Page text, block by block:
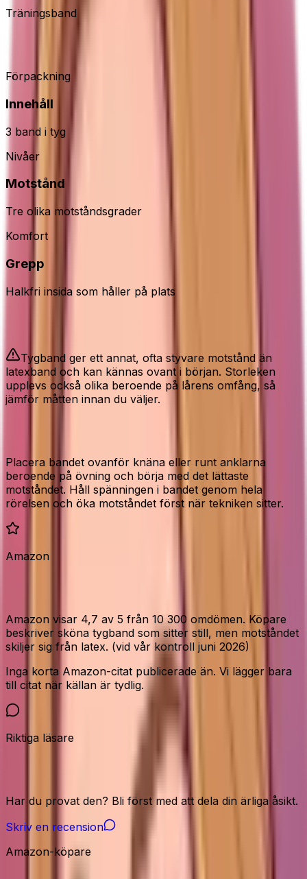
Träningsband
Elvire Sport miniband
Förpackning
Innehåll
3 band i tyg
Nivåer
Motstånd
Tre olika motståndsgrader
Komfort
Grepp
Halkfri insida som håller på plats
Tygband ger ett annat, ofta styvare motstånd än
latexband och kan kännas ovant i början. Storleken
upplevs också olika beroende på lårens omfång, så
jämför måtten innan du väljer.
Placera bandet ovanför knäna eller runt anklarna
beroende på övning och börja med det lättaste
motståndet. Håll spänningen i bandet genom hela
rörelsen och öka motståndet först när tekniken sitter.
Amazon
Amazon visar 4,7 av 5 från 10 300 omdömen. Köpare
beskriver sköna tygband som sitter still, men motståndet
skiljer sig från latex. (vid vår kontroll juni 2026)
Inga korta Amazon-citat publicerade än. Vi lägger bara
till citat när källan är tydlig.
Riktiga läsare
Har du provat den? Bli först med att dela din ärliga åsikt.
Skriv en recension
Amazon-köpare